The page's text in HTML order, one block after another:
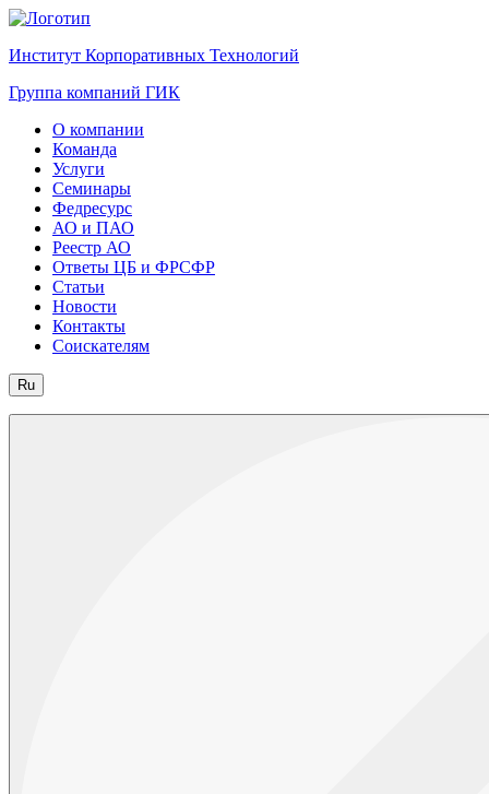
Институт Корпоративных Технологий
Группа компаний ГИК
О компании
Команда
Услуги
Семинары
Федресурс
АО и ПАО
Реестр АО
Ответы ЦБ и ФРСФР
Статьи
Новости
Контакты
Соискателям
Ru